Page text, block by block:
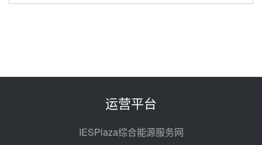
光热示范电站二列蒸汽发生器设备
热发电工程EPC总承包项目熔盐截
运营平台
IESPlaza综合能源服务网